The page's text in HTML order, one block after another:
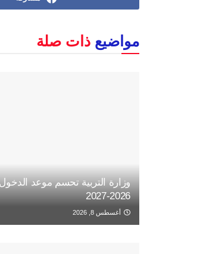
مواضيع ذات صلة
وزارة التربية تحسم موعد
2026-2027
أغسطس 8, 2026